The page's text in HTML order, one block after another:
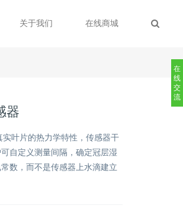
关于我们 在线商城
器
叶片的热力学特性，传感器干
自定义测量间隔，确定冠层湿
数，而不是传感器上水滴建立
在
线
交
流